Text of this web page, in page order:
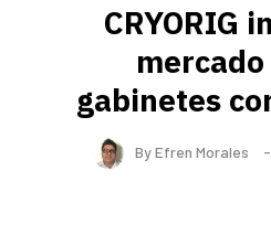
CRYORIG
gabinetes
ByEfren Morales